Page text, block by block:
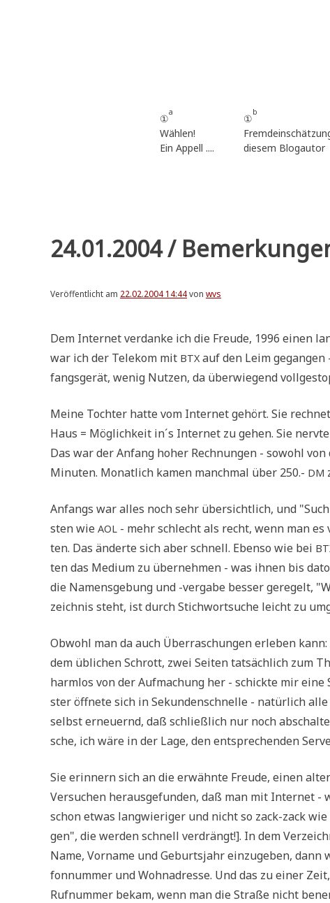
①
a
Wählen!
Ein Appell ....
①
b
diesem Blogautor
24.01.2004 /
Veröffentlicht am 22.02.2004 14:44von wvs
Dem Inter­net ver­dan­ke ich die Freu­de, 1996 einen
war ich der Tele­kom mit BTX auf den Leim
fangs­ge­rät, wenig Nut­zen, da über­wie­gend
Mei­ne Toch­ter hat­te vom Inter­net gehört. Sie
Haus = Mög­lich­keit in´s Inter­net zu gehen. Sie
Das war der Anfang hoher Rech­nun­gen - sowohl
Minu­ten. Monat­lich kamen manch­mal über 250.- DM
Anfangs war alles noch sehr über­sicht­lich, und
sten wie AOL - mehr schlecht als recht, wenn man
ten. Das änder­te sich aber schnell. Eben­so wie bei
ten das Medi­um zu über­neh­men - was ihnen bis
die Namens­ge­bung und -ver­ga­be bes­ser gere­gelt,
zeich­nis steht, ist durch Stich­wort­su­che leicht zu
Obwohl man da auch Über­ra­schun­gen erle­ben
dem übli­chen Schrott, zwei Sei­ten tat­säch­lich zum
harm­los von der Auf­ma­chung her - schick­te mir
ster öff­ne­te sich in Sekun­den­schnel­le - natür­lich
selbst erneu­ernd, daß schließ­lich nur noch
sche, ich wäre in der Lage, den ent­spre­chen­den
Sie erin­nern sich an die erwähn­te Freu­de, einen
Ver­su­chen her­aus­ge­fun­den, daß man mit Inter­net -
schon etwas lang­wie­ri­ger und nicht so zack-zack
gen", die wer­den schnell ver­drängt!]. In dem
Name, Vor­na­me und Geburts­jahr ein­zu­ge­ben,
fon­num­mer und Wohn­adres­se. Und das zu einer
Ruf­num­mer bekam, wenn man die Stra­ße nicht